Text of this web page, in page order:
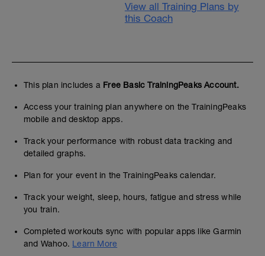
View all Training Plans by
this Coach
This plan includes a Free Basic TrainingPeaks Account.
Access your training plan anywhere on the TrainingPeaks
mobile and desktop apps.
Track your performance with robust data tracking and
detailed graphs.
Plan for your event in the TrainingPeaks calendar.
Track your weight, sleep, hours, fatigue and stress while
you train.
Completed workouts sync with popular apps like Garmin
and Wahoo. Learn More